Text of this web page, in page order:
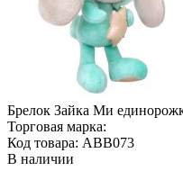
Брелок Зайка Ми
Торговая марка:
Код товара: ABB073
В наличии